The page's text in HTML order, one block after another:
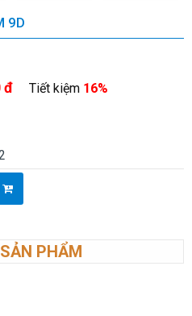
9D
đ Tiết kiệm 16%
PHẨM